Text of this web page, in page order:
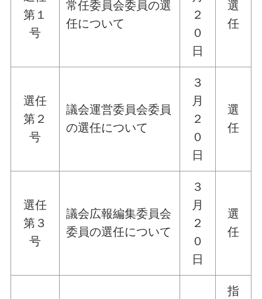
第１
号
常任委員会委員の選
任について
２
０
日
選
任
選任
第２
号
議会運営委員会委員
の選任について
３
月
２
０
日
選
任
選任
第３
号
議会広報編集委員会
委員の選任について
３
月
２
０
日
選
任
指